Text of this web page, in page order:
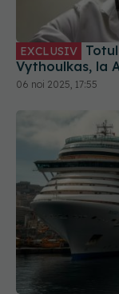
EXCLUSIV
Vythoulkas, la
06 noi 2025, 17:55